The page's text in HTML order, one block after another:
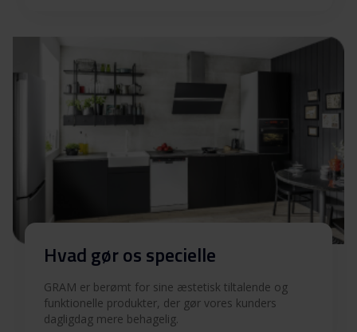
Hvad gør os specielle
GRAM er berømt for sine æstetisk tiltalende og
funktionelle produkter, der gør vores kunders
dagligdag mere behagelig.